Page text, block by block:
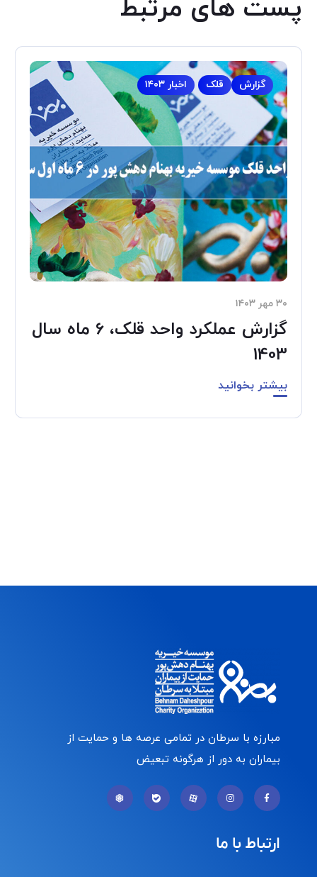
پست های مرتبط
اخبار ۱۴۰۳ قلک گزارش
۳۰ مهر ۱۴۰۳
گزارش عملکرد واحد قلک، 6 ماه سال
1403
بیشتر بخوانید
مبارزه با سرطان در تمامی عرصه ها و حمایت از
بیماران به دور از هرگونه تبعیض
ارتباط با ما